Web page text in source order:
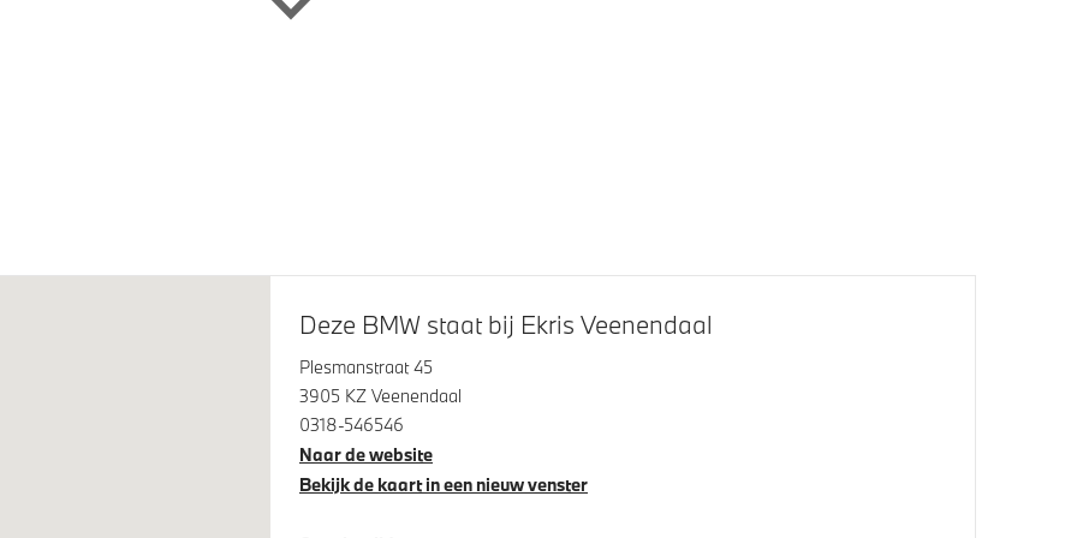
Deze BMW staat bij Ekris Veenendaal
Plesmanstraat 45
3905 KZ Veenendaal
0318-546546
Naar de website
Bekijk de kaart in een nieuw venster